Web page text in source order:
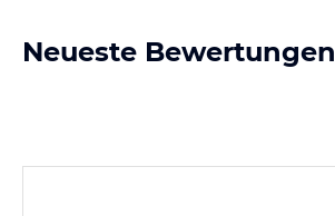
Neueste Bewertungen